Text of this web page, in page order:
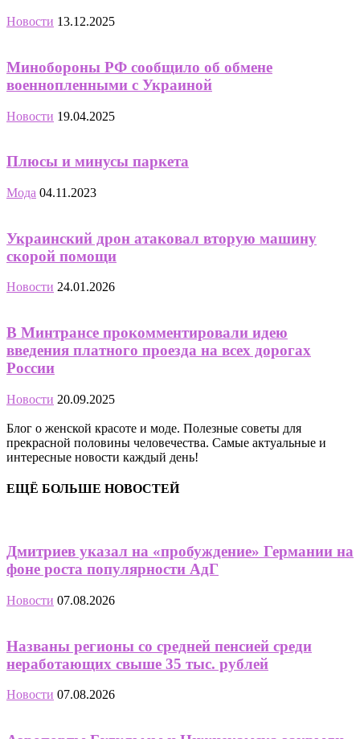
Новости 13.12.2025
Минобороны РФ сообщило об обмене
военнопленными с Украиной
Новости 19.04.2025
Плюсы и минусы паркета
Мода 04.11.2023
Украинский дрон атаковал вторую машину
скорой помощи
Новости 24.01.2026
В Минтрансе прокомментировали идею
введения платного проезда на всех дорогах
России
Новости 20.09.2025
Блог о женской красоте и моде. Полезные советы для
прекрасной половины человечества. Самые актуальные и
интересные новости каждый день!
ЕЩЁ БОЛЬШЕ НОВОСТЕЙ
Дмитриев указал на «пробуждение» Германии на
фоне роста популярности АдГ
Новости 07.08.2026
Названы регионы со средней пенсией среди
неработающих свыше 35 тыс. рублей
Новости 07.08.2026